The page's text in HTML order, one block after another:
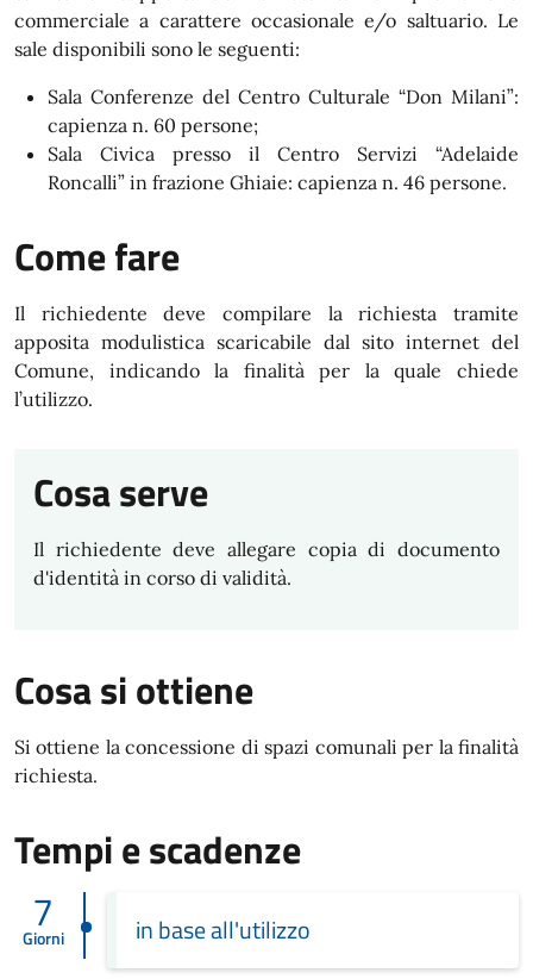
commerciale a carattere occasionale e/o saltuario. Le
sale disponibili sono le seguenti:
Sala Conferenze del Centro Culturale “Don Milani”:
capienza n. 60 persone;
Sala Civica presso il Centro Servizi “Adelaide
Roncalli” in frazione Ghiaie: capienza n. 46 persone.
Come fare
Il richiedente deve compilare la richiesta tramite
apposita modulistica scaricabile dal sito internet del
Comune, indicando la finalità per la quale chiede
l’utilizzo.
Cosa serve
Il richiedente deve allegare copia di documento
d'identità in corso di validità.
Cosa si ottiene
Si ottiene la concessione di spazi comunali per la finalità
richiesta.
Tempi e scadenze
7
Giorni in base all'utilizzo